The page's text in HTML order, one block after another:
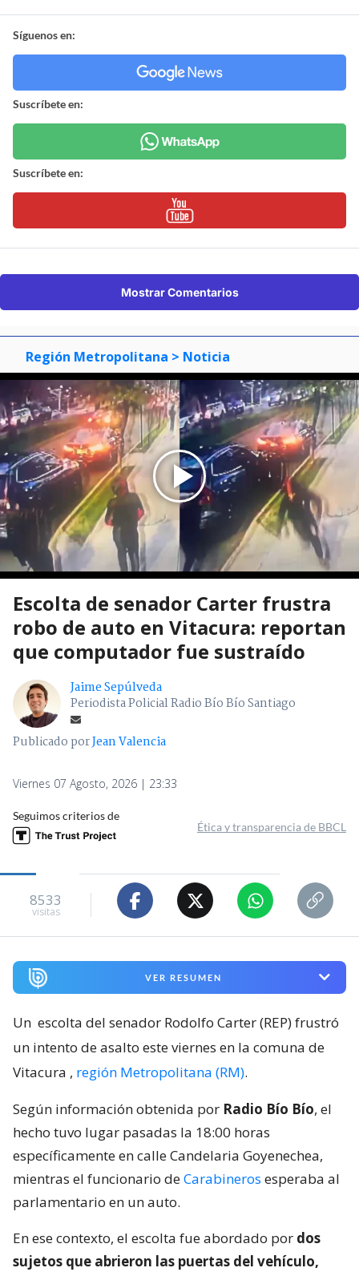
Síguenos en:
Suscríbete en:
Suscríbete en:
Mostrar Comentarios
Región Metropolitana > Noticia
Escolta de senador Carter frustra
robo de auto en Vitacura: reportan
que computador fue sustraído
Jaime Sepúlveda
Periodista Policial Radio Bío Bío Santiago
Publicado porJean Valencia
Viernes 07 Agosto, 2026 | 23:33
Seguimos criterios de
Ética y transparencia de BBCL
8533
visitas
VER RESUMEN
Un escolta del senador Rodolfo Carter (REP) frustró
un intento de asalto este viernes en la comuna de
Vitacura , región Metropolitana (RM).
Según información obtenida por Radio Bío Bío, el
hecho tuvo lugar pasadas la 18:00 horas
específicamente en calle Candelaria Goyenechea,
mientras el funcionario deCarabineros esperaba al
parlamentario en un auto.
En ese contexto, el escolta fue abordado por dos
sujetos que abrieron las puertas del vehículo,